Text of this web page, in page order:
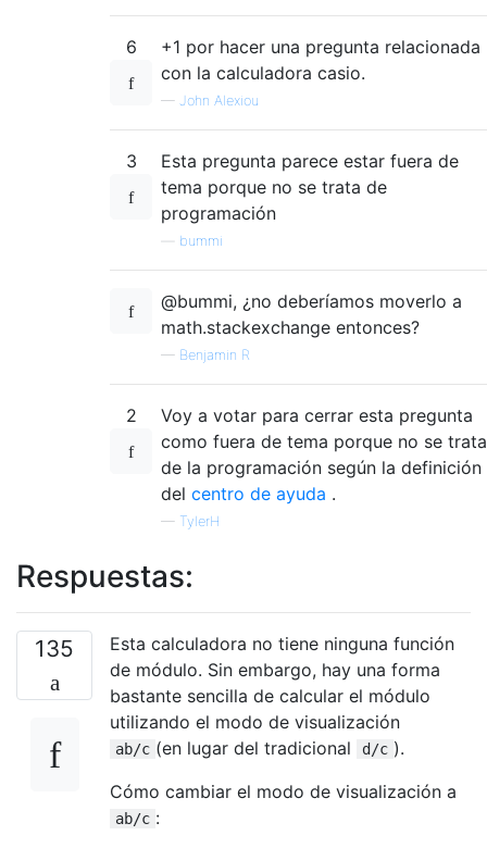
6
+1 por hacer una pregunta relacionada
con la calculadora casio.
— John Alexiou
3
Esta pregunta parece estar fuera de
tema porque no se trata de
programación
bummi
@bummi, ¿no deberíamos moverlo a
math.stackexchange entonces?
— Benjamin R
2
Voy a votar para cerrar esta pregunta
como fuera de tema porque no se trata
de la programación según la definición
del centro de ayuda .
— TylerH
Respuestas:
135
Esta calculadora no tiene ninguna función
de módulo. Sin embargo, hay una forma
bastante sencilla de calcular el módulo
utilizando el modo de visualización
ab/c (en lugar del tradicional d/c ).
Cómo cambiar el modo de visualización a
ab/c :